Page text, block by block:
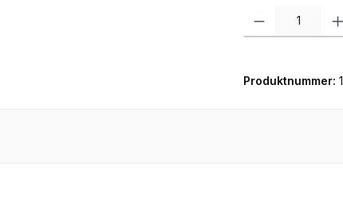
Produkt Anzahl:
Produktnummer: